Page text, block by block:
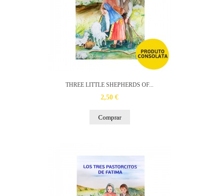
THREE LITTLE SHEPHERDS OF...
2,50 €
Comprar